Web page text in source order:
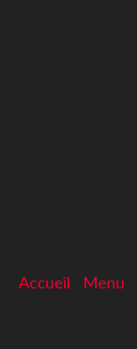
Accueil Menu